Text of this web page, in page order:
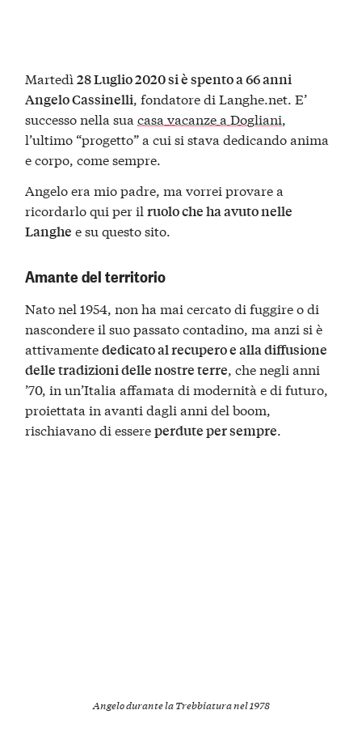
Martedì28 Luglio 2020 si è spento a 66 anni
Angelo Cassinelli, fondatore di Langhe.net. E’
successo nella suacasa vacanze a Dogliani,
l’ultimo “progetto” a cui si stava dedicando anima
e corpo, come sempre.
Angelo era mio padre, ma vorrei provare a
ricordarlo qui per ilruolo che ha avuto nelle
Langhe e su questo sito.
Amante del territorio
Nato nel 1954, non ha mai cercato di fuggire o di
nascondere il suo passato contadino, ma anzi si è
attivamentededicato al recupero e alla diffusione
delle tradizioni delle nostre terre, che negli anni
’70, in un’Italia affamata di modernità e di futuro,
proiettata in avanti dagli anni del boom,
rischiavano di essereperdute per sempre.
Angelo durante la Trebbiatura nel 1978